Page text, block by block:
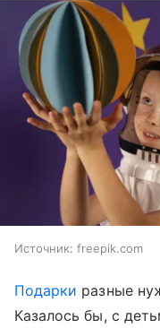
Источник: freepik.com
Подарки разные
Казалось бы, с